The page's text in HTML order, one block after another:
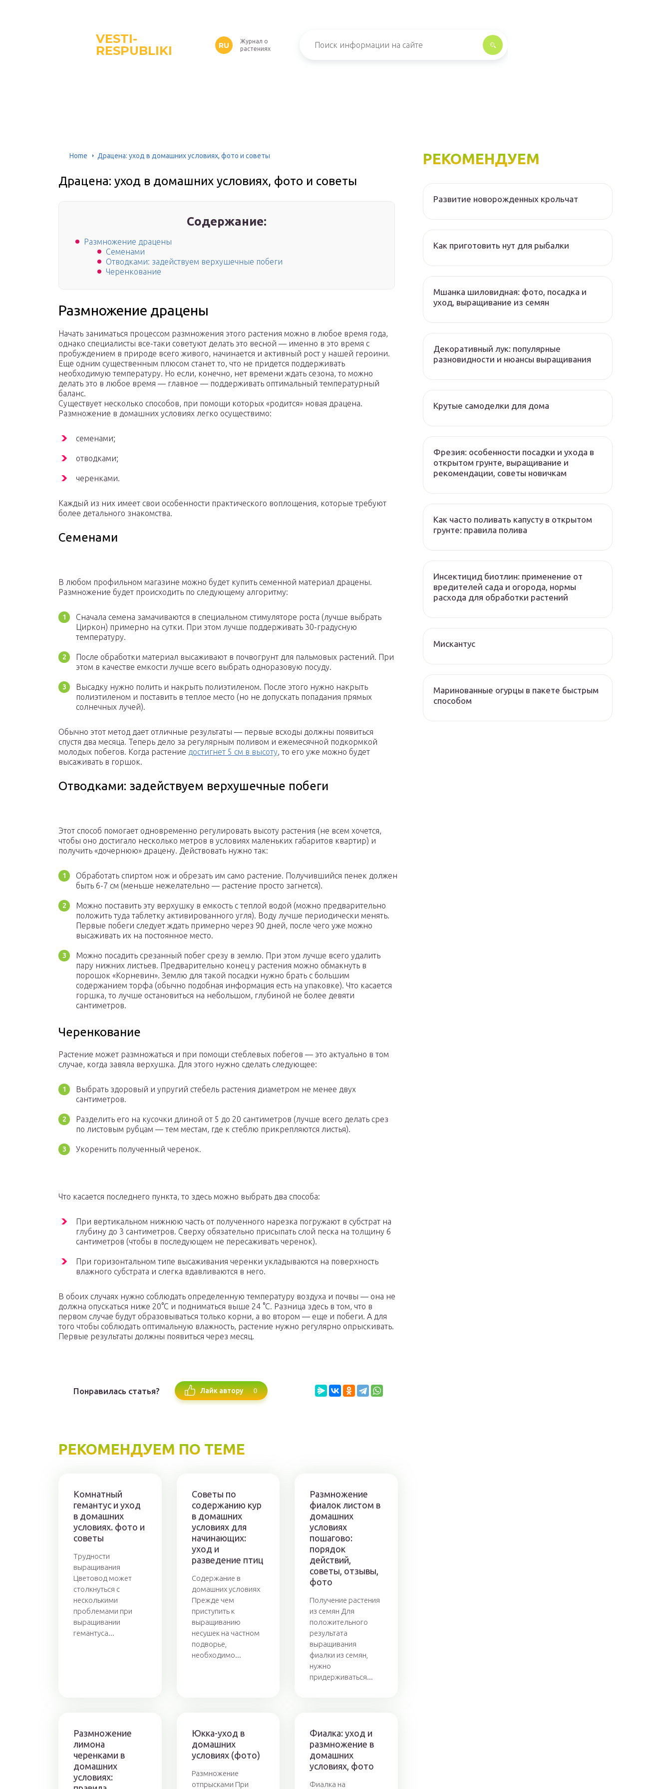
VESTI-
RESPUBLIKI
RU
Журнал о
растениях
Home Драцена: уход в домашних условиях, фото и советы
Драцена: уход в домашних условиях, фото и советы
Содержание:
Размножение драцены
Семенами
Отводками: задействуем верхушечные побеги
Черенкование
Размножение драцены
Начать заниматься процессом размножения этого растения можно в любое время года,
однако специалисты все-таки советуют делать это весной — именно в это время с
пробуждением в природе всего живого, начинается и активный рост у нашей героини.
Еще одним существенным плюсом станет то, что не придется поддерживать
необходимую температуру. Но если, конечно, нет времени ждать сезона, то можно
делать это в любое время — главное — поддерживать оптимальный температурный
баланс.
Существует несколько способов, при помощи которых «родится» новая драцена.
Размножение в домашних условиях легко осуществимо:
семенами;
отводками;
черенками.
Каждый из них имеет свои особенности практического воплощения, которые требуют
более детального знакомства.
Семенами
В любом профильном магазине можно будет купить семенной материал драцены.
Размножение будет происходить по следующему алгоритму:
Сначала семена замачиваются в специальном стимуляторе роста (лучше выбрать
Циркон) примерно на сутки. При этом лучше поддерживать 30-градусную
температуру.
После обработки материал высаживают в почвогрунт для пальмовых растений. При
этом в качестве емкости лучше всего выбрать одноразовую посуду.
Высадку нужно полить и накрыть полиэтиленом. После этого нужно накрыть
полиэтиленом и поставить в теплое место (но не допускать попадания прямых
солнечных лучей).
Обычно этот метод дает отличные результаты — первые всходы должны появиться
спустя два месяца. Теперь дело за регулярным поливом и ежемесячной подкормкой
молодых побегов. Когда растение достигнет 5 см в высоту, то его уже можно будет
высаживать в горшок.
Отводками: задействуем верхушечные побеги
Этот способ помогает одновременно регулировать высоту растения (не всем хочется,
чтобы оно достигало несколько метров в условиях маленьких габаритов квартир) и
получить «дочернюю» драцену. Действовать нужно так:
Обработать спиртом нож и обрезать им само растение. Получившийся пенек должен
быть 6-7 см (меньше нежелательно — растение просто загнется).
Можно поставить эту верхушку в емкость с теплой водой (можно предварительно
положить туда таблетку активированного угля). Воду лучше периодически менять.
Первые побеги следует ждать примерно через 90 дней, после чего уже можно
высаживать их на постоянное место.
Можно посадить срезанный побег срезу в землю. При этом лучше всего удалить
пару нижних листьев. Предварительно конец у растения можно обмакнуть в
порошок «Корневин». Землю для такой посадки нужно брать с большим
содержанием торфа (обычно подобная информация есть на упаковке). Что касается
горшка, то лучше остановиться на небольшом, глубиной не более девяти
сантиметров.
Черенкование
Растение может размножаться и при помощи стеблевых побегов — это актуально в том
случае, когда завяла верхушка. Для этого нужно сделать следующее:
Выбрать здоровый и упругий стебель растения диаметром не менее двух
сантиметров.
Разделить его на кусочки длиной от 5 до 20 сантиметров (лучше всего делать срез
по листовым рубцам — тем местам, где к стеблю прикрепляются листья).
Укоренить полученный черенок.
Что касается последнего пункта, то здесь можно выбрать два способа:
При вертикальном нижнюю часть от полученного нарезка погружают в субстрат на
глубину до 3 сантиметров. Сверху обязательно присыпать слой песка на толщину 6
сантиметров (чтобы в последующем не пересаживать черенок).
При горизонтальном типе высаживания черенки укладываются на поверхность
влажного субстрата и слегка вдавливаются в него.
В обоих случаях нужно соблюдать определенную температуру воздуха и почвы — она не
должна опускаться ниже 20°C и подниматься выше 24 °C. Разница здесь в том, что в
первом случае будут образовываться только корни, а во втором — еще и побеги. А для
того чтобы соблюдать оптимальную влажность, растение нужно регулярно опрыскивать.
Первые результаты должны появиться через месяц.
Понравилась статья? Лайк автору 0
РЕКОМЕНДУЕМ ПО ТЕМЕ
Комнатный
гемантус и уход
в домашних
условиях. фото и
советы
Трудности
выращивания
Цветовод может
столкнуться с
несколькими
проблемами при
выращивании
гемантуса...
Советы по
содержанию кур
в домашних
условиях для
начинающих:
уход и
разведение птиц
Содержание в
домашних условиях
Прежде чем
приступить к
выращиванию
несушек на частном
подворье,
необходимо...
Размножение
фиалок листом в
домашних
условиях
пошагово:
порядок
действий,
советы, отзывы,
фото
Получение растения
из семян Для
положительного
результата
выращивания
фиалки из семян,
нужно
придерживаться...
Размножение
лимона
черенками в
домашних
условиях:
Юкка-уход в
домашних
условиях (фото)
Размножение
отпрысками При
Фиалка: уход и
размножение в
домашних
условиях, фото
Фиалка на
РЕКОМЕНДУЕМ
Развитие новорожденных крольчат
Как приготовить нут для рыбалки
Мшанка шиловидная: фото, посадка и
уход, выращивание из семян
Декоративный лук: популярные
разновидности и нюансы выращивания
Крутые самоделки для дома
Фрезия: особенности посадки и ухода в
открытом грунте, выращивание и
рекомендации, советы новичкам
Как часто поливать капусту в открытом
грунте: правила полива
Инсектицид биотлин: применение от
вредителей сада и огорода, нормы
расхода для обработки растений
Мискантус
Маринованные огурцы в пакете быстрым
способом